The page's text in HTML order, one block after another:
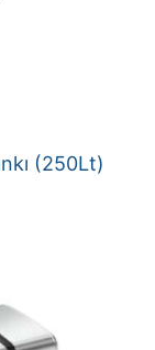
(250Lt)